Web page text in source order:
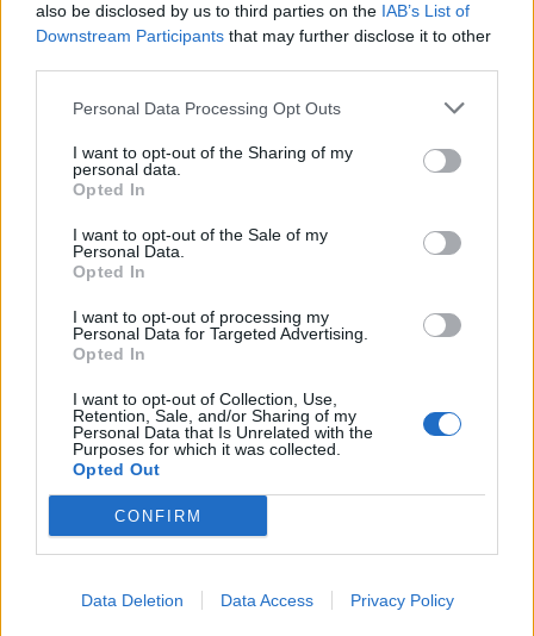
also be disclosed by us to third parties on the IAB’s List of
Downstream Participants that may further disclose it to other
Personal Data Processing Opt Outs
I want to opt-out of the Sharing of my
personal data.
Opted In
I want to opt-out of the Sale of my
Personal Data.
Opted In
I want to opt-out of processing my
Personal Data for Targeted Advertising.
Opted In
I want to opt-out of Collection, Use,
Retention, Sale, and/or Sharing of my
Personal Data that Is Unrelated with the
Purposes for which it was collected.
Opted Out
CONFIRM
Data Deletion Data Access Privacy Policy
2026. augusztus 07., péntek
Emberi sorsokat, érzelmeket
mutat be a Magyar Menyasszony
kiállítás